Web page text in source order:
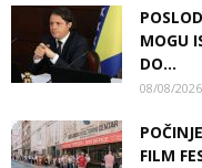
MOGU
DO...
08/08/2026
FILM